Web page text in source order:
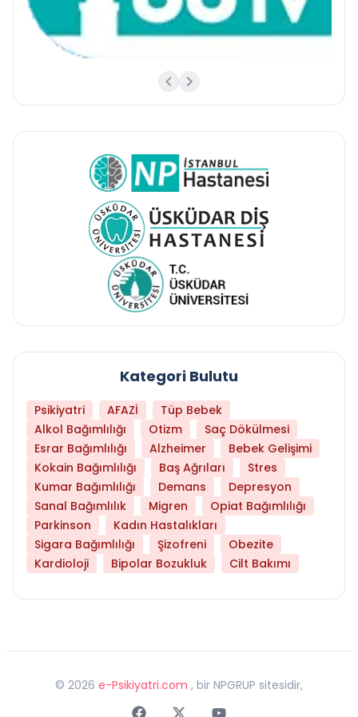
Kategori Bulutu
Psikiyatri AFAZİ
Tüp Bebek
Alkol Bağımlılığı
Otizm
Saç Dökülmesi
Esrar Bağımlılığı
Alzheimer
Bebek Gelişimi
Kokain Bağımlılığı
Baş Ağrıları
Stres
Kumar Bağımlılığı
Demans
Depresyon
Sanal Bağımlılık
Migren
Opiat Bağımlılığı
Parkinson
Kadın Hastalıkları
Sigara Bağımlılığı
Şizofreni
Obezite
Kardioloji
Bipolar Bozukluk Cilt Bakımı
© 2026 e-Psikiyatri.com , bir NPGRUP sitesidir,